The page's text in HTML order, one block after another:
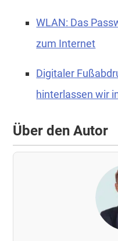
WLAN: Das
zum Internet
Digitaler
hinterlassen wir
Über den Autor